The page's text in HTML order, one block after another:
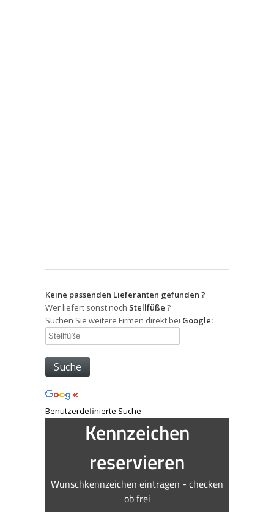
Keine passenden Lieferanten gefunden ?
Wer liefert sonst noch Stellfüße ?
Suchen Sie weitere Firmen direkt bei Google:
Benutzerdefinierte Suche